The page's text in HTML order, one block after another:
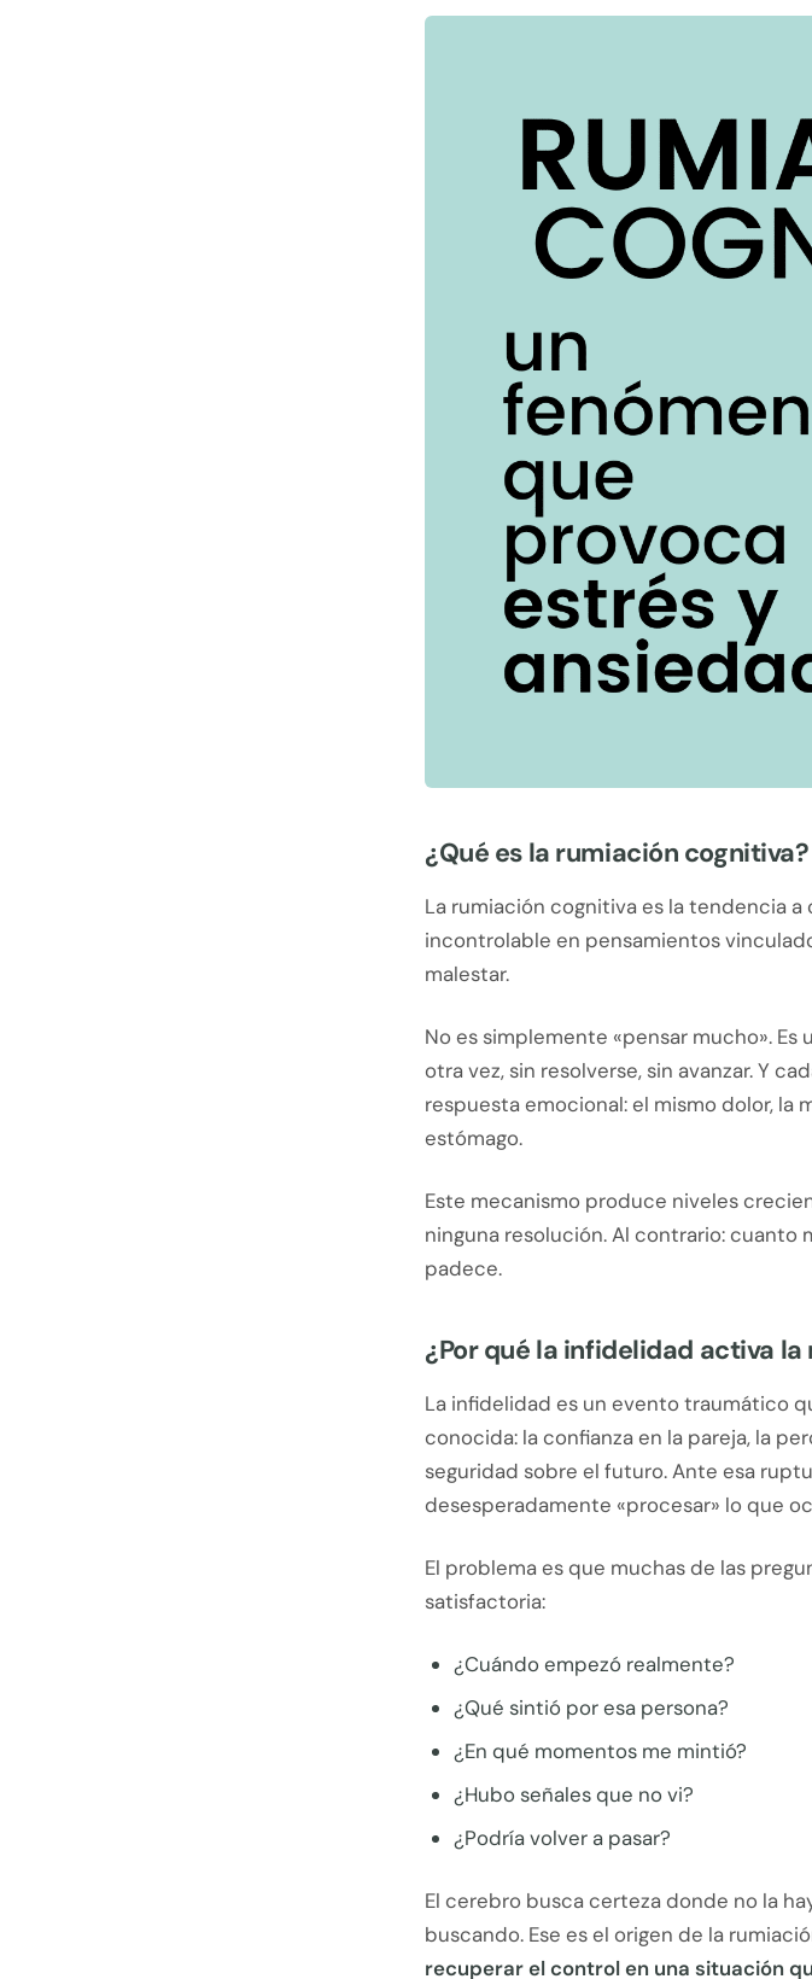
¿Qué es la rumiación cognitiva?
La rumiación cognitiva es la tendencia
incontrolable en pensamientos
malestar.
No es simplemente «pensar mucho».
otra vez, sin resolverse, sin avanzar. Y
respuesta emocional: el mismo dolor, la
estómago.
Este mecanismo produce niveles
ninguna resolución. Al contrario: cuanto
padece.
¿Por qué la infidelidad activa la
La infidelidad es un evento traumático
conocida: la confianza en la pareja, la
seguridad sobre el futuro. Ante esa
desesperadamente «procesar» lo que
El problema es que muchas de las
satisfactoria:
¿Cuándo empezó realmente?
¿Qué sintió por esa persona?
¿En qué momentos me mintió?
¿Hubo señales que no vi?
¿Podría volver a pasar?
El cerebro busca certeza donde no la
buscando. Ese es el origen de la
recuperar el control en una situación